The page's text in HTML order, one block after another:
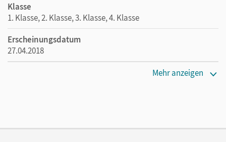
Klasse
1. Klasse, 2. Klasse, 3. Klasse, 4. Klasse
Erscheinungsdatum
27.04.2018
Mehr anzeigen